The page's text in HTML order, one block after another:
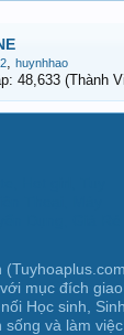
,huynhhao
48,633 (Thành
mục đích giao
Học sinh, Sinh
sống và làm việc